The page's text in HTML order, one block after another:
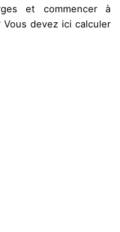
et commencer à
devez ici calculer